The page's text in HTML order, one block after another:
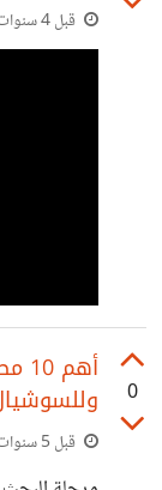
فيديو
فمن خلال
قبل 4 سنوات
0
قبل 5 سنوات